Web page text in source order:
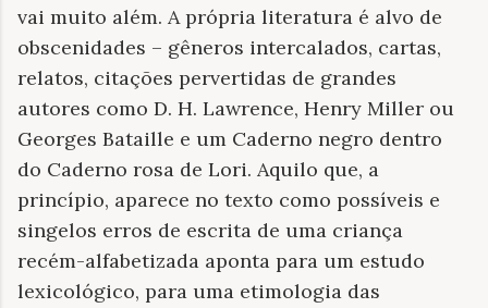
vai muito além. A própria literatura é alvo de
obscenidades – gêneros intercalados, cartas,
relatos, citações pervertidas de grandes
autores como D. H. Lawrence, Henry Miller ou
Georges Bataille e um Caderno negro dentro
do Caderno rosa de Lori. Aquilo que, a
princípio, aparece no texto como possíveis e
singelos erros de escrita de uma criança
recém-alfabetizada aponta para um estudo
lexicológico, para uma etimologia das